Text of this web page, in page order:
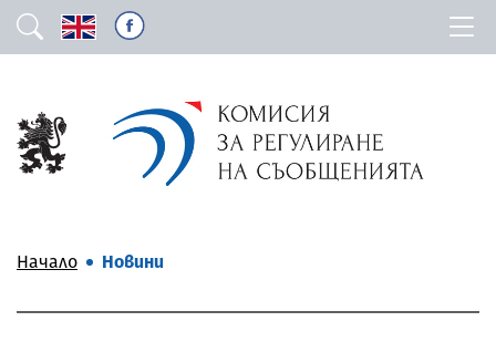
Начало Новини